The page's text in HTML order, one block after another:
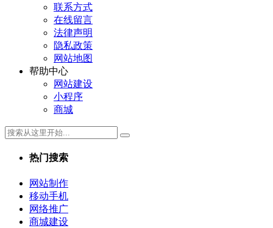
联系方式
在线留言
法律声明
隐私政策
网站地图
帮助中心
网站建设
小程序
商城
热门搜索
网站制作
移动手机
网络推广
商城建设